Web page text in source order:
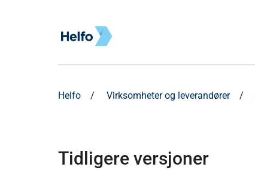
Helfo Virksomheter og leverandører
Tidligere versjoner